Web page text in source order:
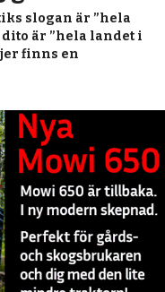
slogan är ”hela
är ”hela landet i
finns en